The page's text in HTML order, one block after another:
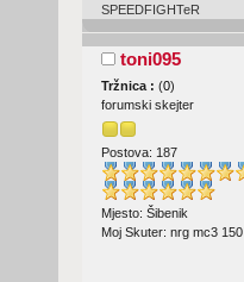
SPEEDFIGHTeR
toni095
Tržnica : (0)
forumski skejter
Postova: 187
Mjesto: Šibenik
Moj Skuter: nrg mc3 150